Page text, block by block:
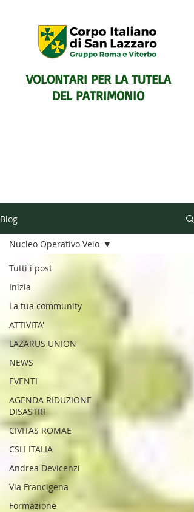
VOLONTARI PER LA TUTELA
DEL PATRIMONIO
E PER L'ASSISTENZA E IL
SOCCORSO DEGLI ESCURSIONISTI
SENTIERISTICO, ARCHEOLOGICO,
PAESAGGISTICO
E PER L'ASSISTENZA E IL
SOCCORSO DEGLI ESCURSIONISTI
Blog
Tutti i post
Inizia
La tua community
ATTIVITA'
LAZARUS UNION
NEWS
EVENTI
AGENDA RIDUZIONE
DISASTRI
CIVITAS ROMAE
CSLI ITALIA
Andrea Devicenzi
Via Francigena
Formazione
Nucleo Operativo Veio